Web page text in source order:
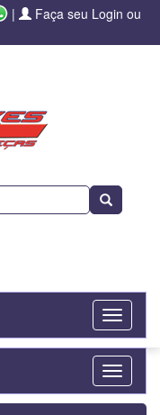
|
Faça seu Login ou
Buscar